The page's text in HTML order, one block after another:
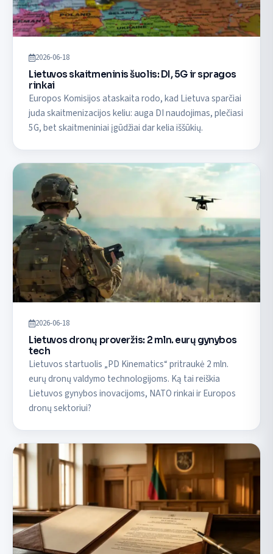
2026-06-18
Lietuvos skaitmeninis šuolis: DI, 5G ir spragos
rinkai
Europos Komisijos ataskaita rodo, kad Lietuva sparčiai
juda skaitmenizacijos keliu: auga DI naudojimas, plečiasi
5G, bet skaitmeniniai įgūdžiai dar kelia iššūkių.
2026-06-18
Lietuvos dronų proveržis: 2 mln. eurų gynybos
tech
Lietuvos startuolis „PD Kinematics“ pritraukė 2 mln.
eurų dronų valdymo technologijoms. Ką tai reiškia
Lietuvos gynybos inovacijoms, NATO rinkai ir Europos
dronų sektoriui?